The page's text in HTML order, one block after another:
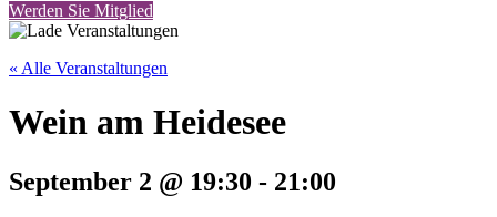
Werden Sie Mitglied
« Alle Veranstaltungen
Wein am Heidesee
September 2 @ 19:30 - 21:00